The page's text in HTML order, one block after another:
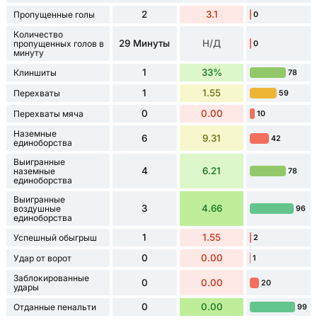
Пропущенные голы 2 3.1 0
Количество
пропущенных голов в
минуту
29 Минуты Н/Д 0
Клиншиты 1 33% 78
Перехваты 1 1.55 59
Перехваты мяча 0 0.00 10
Наземные
единоборства
6 9.31 42
Выигранные
наземные
единоборства
4 6.21 78
Выигранные
воздушные
единоборства
3 4.66 96
Успешный обыгрыш 1 1.55 2
Удар от ворот 0 0.00 1
Заблокированные
удары
0 0.00 20
Отданные пенальти 0 0.00 99